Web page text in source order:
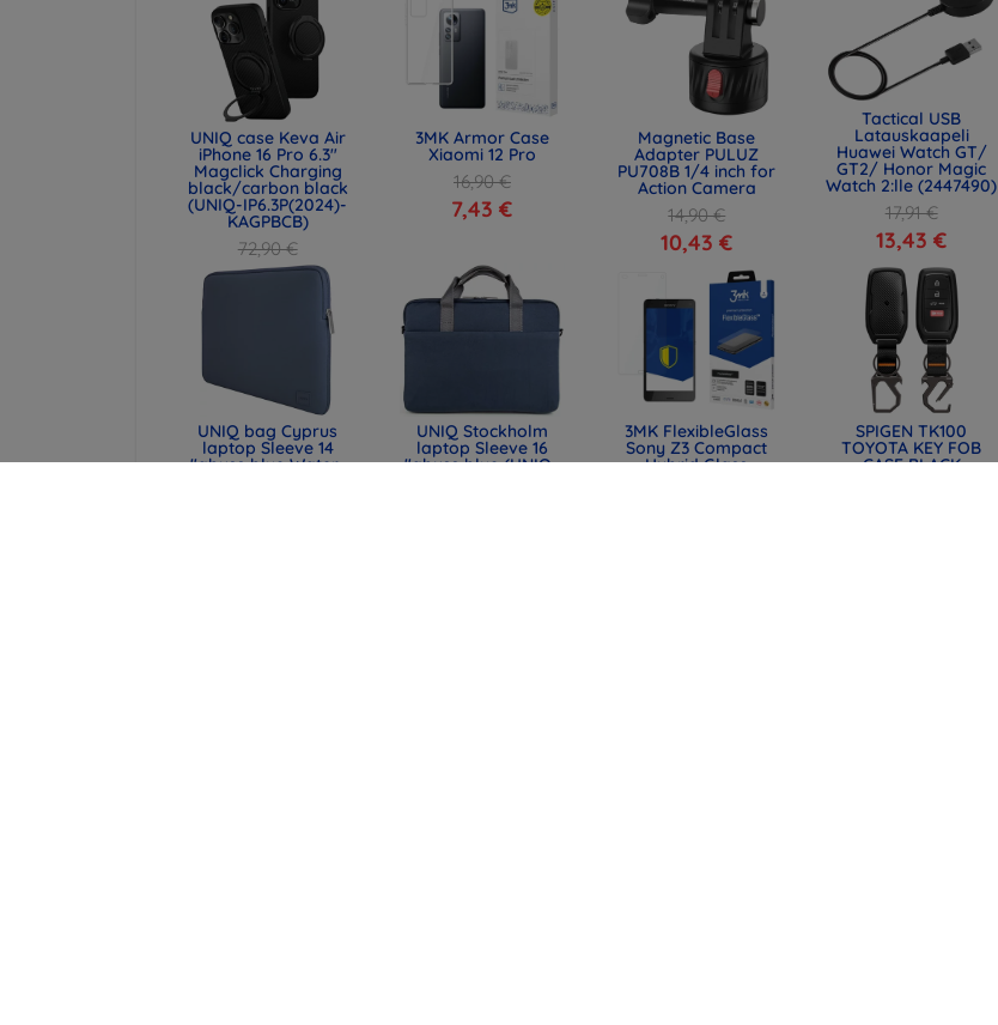
UNIQ case Keva Air
iPhone 16 Pro 6.3"
Magclick Charging
black/carbon black
(UNIQ-IP6.3P(2024)-
KAGPBCB)
72,90 €
54,67 €
3MK Armor Case
Xiaomi 12 Pro
16,90 €
7,43 €
UNIQ bag Cyprus
laptop Sleeve 14
"abyss blue Water-
UNIQ Stockholm
laptop Sleeve 16
"abyss blue (UNIQ-
Magnetic Base
Adapter PULUZ
PU708B 1/4 inch for
Action Camera
14,90 €
10,43 €
Tactical USB
Latauskaapeli
Huawei Watch GT/
GT2/ Honor Magic
Watch 2:lle (2447490)
17,91 €
13,43 €
3MK FlexibleGlass
Sony Z3 Compact
Hybrid Glass
SPIGEN TK100
TOYOTA KEY FOB
CASE BLACK